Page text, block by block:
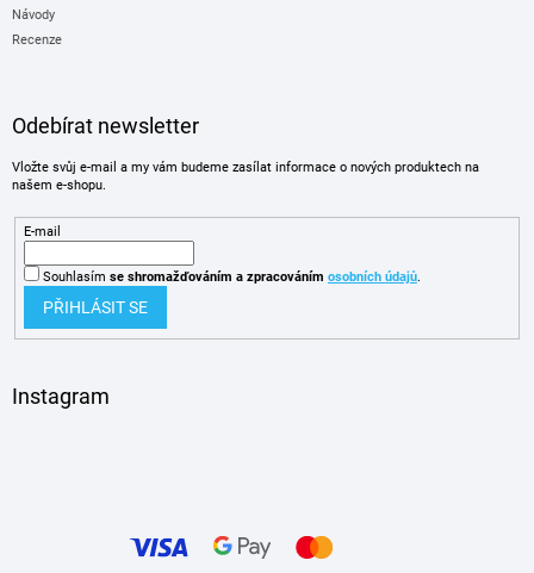
Návody
Recenze
Odebírat newsletter
Vložte svůj e-mail a my vám budeme zasílat informace o nových produktech na
našem e-shopu.
E-mail
Souhlasím se shromažďováním a zpracováním osobních údajů.
PŘIHLÁSIT SE
Instagram